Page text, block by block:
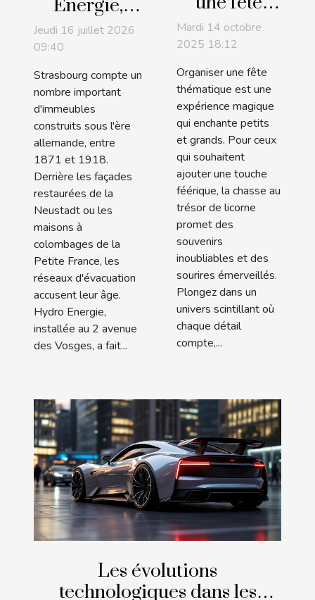
Energie,
expert de
l'inspection
des
canalisations
par caméra
à Strasbourg
!
Jeudi 16 juillet 2026
09:40
Strasbourg compte un
nombre important
d'immeubles
construits sous l'ère
allemande, entre
1871 et 1918.
Derrière les façades
restaurées de la
Neustadt ou les
maisons à
colombages de la
Petite France, les
réseaux d'évacuation
accusent leur âge.
Hydro Energie,
installée au 2 avenue
des Vosges, a fait...
thématique
avec une
chasse au
trésor de
licorne
Mardi 14 octobre
2025 18:12
Organiser une fête
thématique est une
expérience magique
qui enchante petits
et grands. Pour ceux
qui souhaitent
ajouter une touche
féérique, la chasse au
trésor de licorne
promet des
souvenirs
inoubliables et des
sourires émerveillés.
Plongez dans un
univers scintillant où
chaque détail
compte,...
Les évolutions
technologiques dans les